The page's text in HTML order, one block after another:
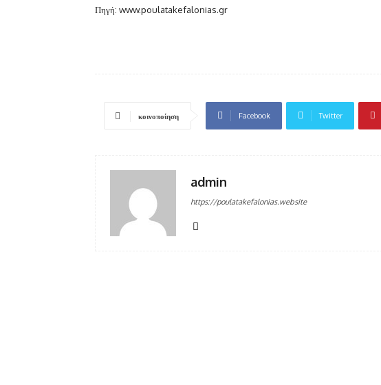
Πηγή: www.poulatakefalonias.gr
κοινοποίηση Facebook Twitter
admin
https://poulatakefalonias.website